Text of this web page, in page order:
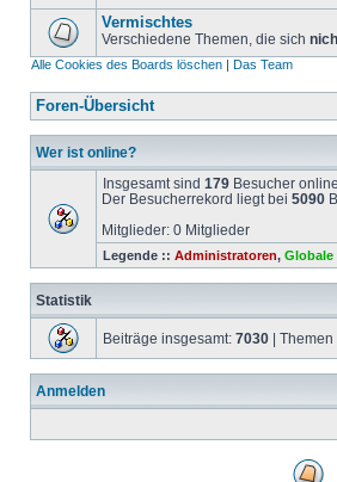
Vermischtes
Verschiedene Themen, die sich
Alle Cookies des Boards löschen | Das Team
Foren-Übersicht
Wer ist online?
Insgesamt sind 179 Besucher
Der Besucherrekord liegt bei 5090
Mitglieder: 0 Mitglieder
Legende :: Administratoren, Globale
Statistik
Beiträge insgesamt: 7030 |
Anmelden